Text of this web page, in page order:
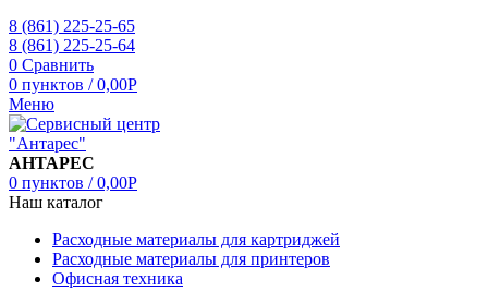
8 (861) 225-25-65
8 (861) 225-25-64
0 Сравнить
0 пунктов / 0,00Р
Меню
АНТАРЕС
0 пунктов / 0,00Р
Наш каталог
Расходные материалы для картриджей
Расходные материалы для принтеров
Офисная техника